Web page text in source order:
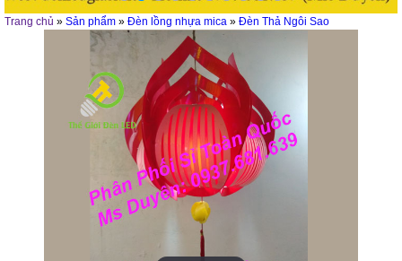
Trang chủ » Sản phẩm » Đèn lồng nhựa mica » Đèn Thả Ngôi Sao